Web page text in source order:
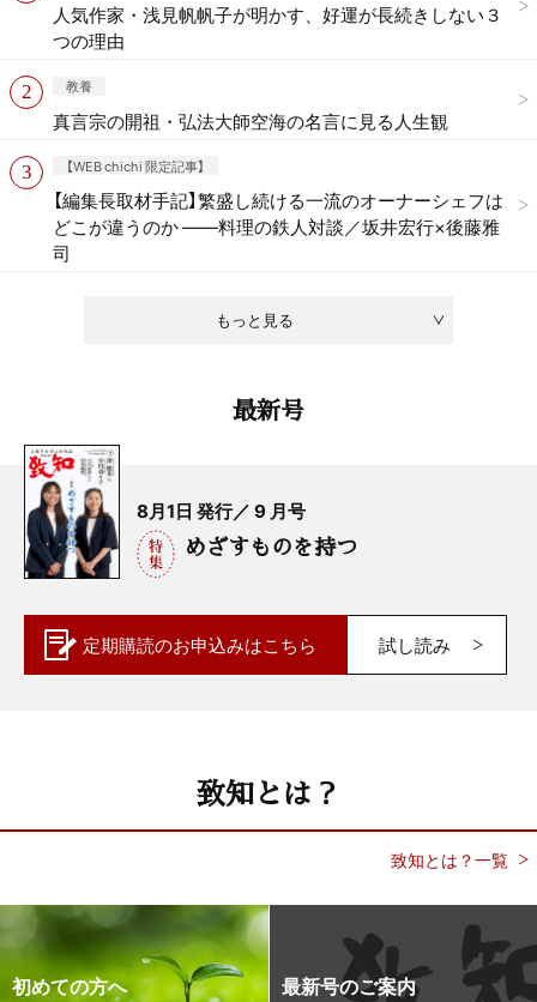
もっと見る
人気作家・浅見帆帆子が明かす、好運が長続きしない３
つの理由
教養
真言宗の開祖・弘法大師空海の名言に見る人生観
【WEB chichi 限定記事】
【編集長取材手記】繁盛し続ける一流のオーナーシェフは
どこが違うのか ——料理の鉄人対談／坂井宏行×後藤雅
司
最新号
8月1日 発行／ 9 月号
めざすものを持つ
定期購読のお申込みはこちら 試し読み
致知とは？
致知とは？一覧
初めての方へ 最新号のご案内